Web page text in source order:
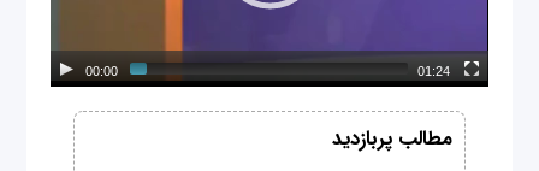
00:00 01:24
مطالب پربازدید